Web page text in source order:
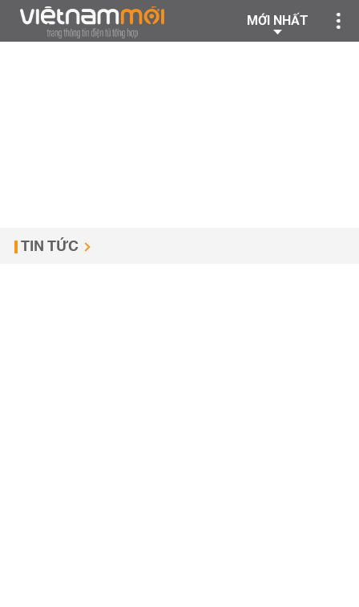
MỚI NHẤT
TIN TỨC